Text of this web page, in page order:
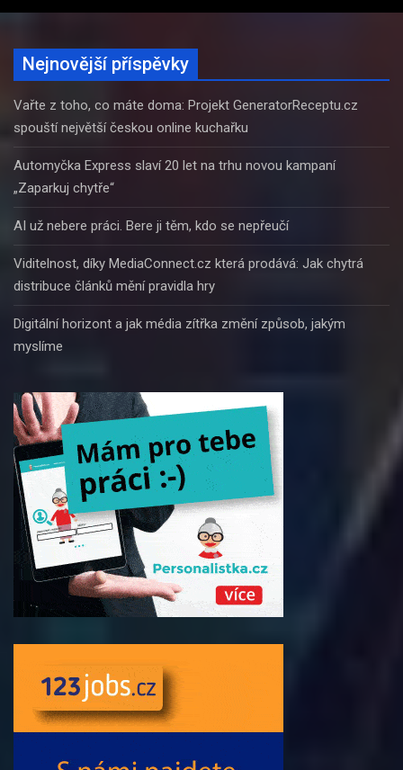
Nejnovější příspěvky
Vařte z toho, co máte doma: Projekt GeneratorReceptu.cz
spouští největší českou online kuchařku
Automyčka Express slaví 20 let na trhu novou kampaní
„Zaparkuj chytře“
AI už nebere práci. Bere ji těm, kdo se nepřeučí
Viditelnost, díky MediaConnect.cz která prodává: Jak chytrá
distribuce článků mění pravidla hry
Digitální horizont a jak média zítřka změní způsob, jakým
myslíme